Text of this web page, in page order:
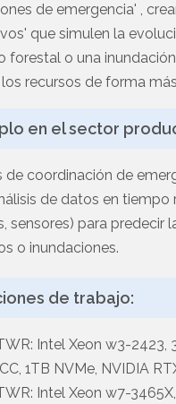
de emergencia' ,
que simulen la
forestal o una
recursos de forma
en el sector
de coordinación de
de datos en tiempo
sensores) para predecir
o inundaciones.
de trabajo:
Intel Xeon w3-2423,
1TB NVMe, NVIDIA
Intel Xeon w7-